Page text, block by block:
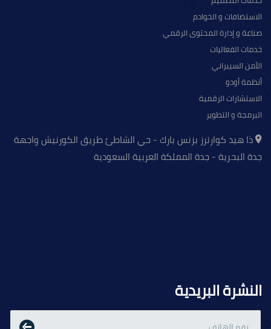
الاستضافات و الخوادم
صناعة و إدارة المحتوى الرقمي
خدمات الفعاليات
الأمن السيبراني
أنظمة أودو
الاستشارات الرقمية
البرمجة و التطوير
ذا هيد كوارترز بزنس بارك - حي الشاطئ طريق الكورنيش واجهة
جدة البحرية - جدة المملكة العربية السعودية
النشرة البريدية